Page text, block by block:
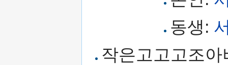
동생:
작은고고고조